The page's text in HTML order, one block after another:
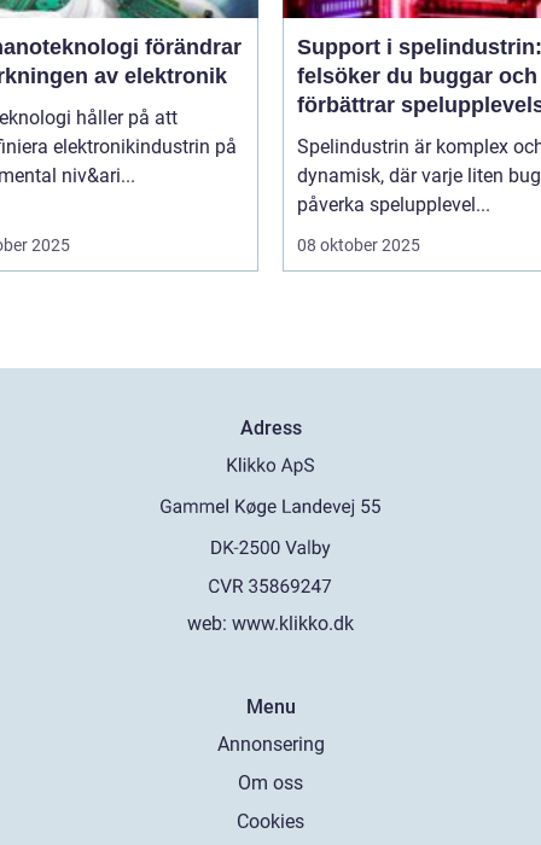
förändrar
av elektronik
håller på att
elektronikindustrin på
niv&ari...
2025
Support i
felsöker du buggar och
förbättrar
Spelindustrin är komplex
dynamisk, där varje liten
påverka spelupplevel...
08 oktober 2025
Adress
web: www.klikko.dk
Menu
Annonsering
Om oss
Cookies